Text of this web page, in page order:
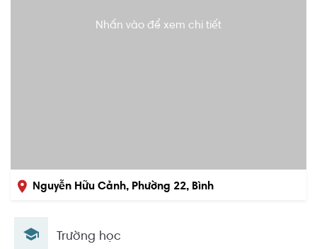
Nhấn vào để xem chi tiết
Nguyễn Hữu Cảnh, Phường 22, Bình
Trường học